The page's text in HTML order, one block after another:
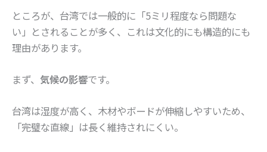
ところが、台湾では一般的に「5ミリ程度なら問題な
い」とされることが多く、これは文化的にも構造的にも
理由があります。
まず、 気候の影響です。
台湾は湿度が高く、木材やボードが伸縮しやすいため、
「完璧な直線」は長く維持されにくい。